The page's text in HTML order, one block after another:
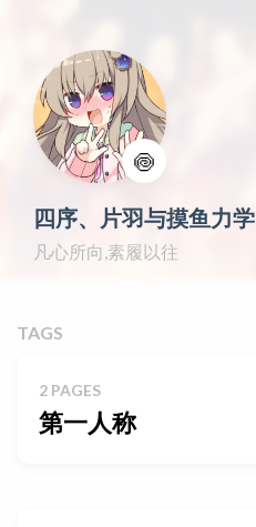
🍥
四序、片羽与摸鱼力学
凡心所向,素履以往
TAGS
2 PAGES
第一人称